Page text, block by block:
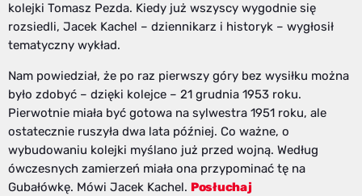
kolejki Tomasz Pezda. Kiedy już wszyscy wygodnie się
rozsiedli, Jacek Kachel – dziennikarz i historyk – wygłosił
tematyczny wykład.
Nam powiedział, że po raz pierwszy góry bez wysiłku można
było zdobyć – dzięki kolejce – 21 grudnia 1953 roku.
Pierwotnie miała być gotowa na sylwestra 1951 roku, ale
ostatecznie ruszyła dwa lata później. Co ważne, o
wybudowaniu kolejki myślano już przed wojną. Według
ówczesnych zamierzeń miała ona przypominać tę na
Gubałówkę. Mówi Jacek Kachel. Posłuchaj